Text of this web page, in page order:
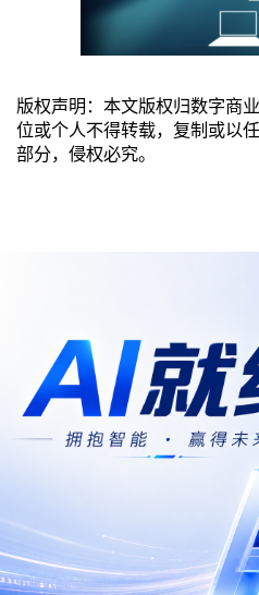
版权声明：本文版权归数字商
位或个人不得转载，复制或以
部分，侵权必究。